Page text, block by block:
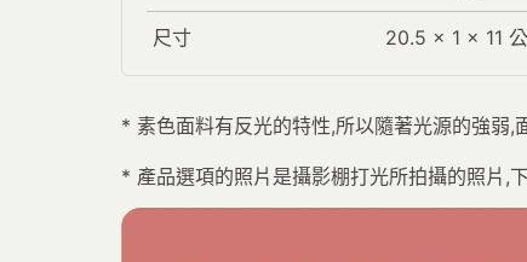
尺寸 20.5 × 1 × 11
* 素色面料有反光的特性,所以隨著光源的強弱,
* 產品選項的照片是攝影棚打光所拍攝的照片,